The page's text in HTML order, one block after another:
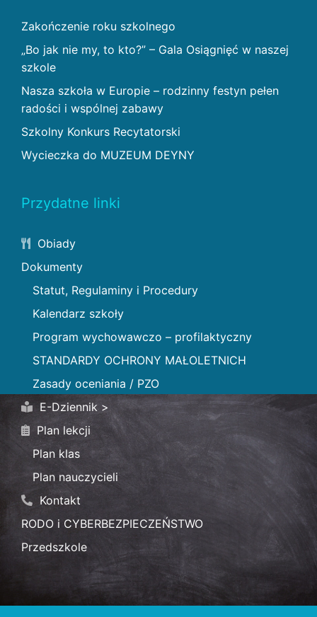
Zakończenie roku szkolnego
„Bo jak nie my, to kto?” – Gala Osiągnięć w naszej
szkole
Nasza szkoła w Europie – rodzinny festyn pełen
radości i wspólnej zabawy
Szkolny Konkurs Recytatorski
Wycieczka do MUZEUM DEYNY
Przydatne linki
Obiady
Dokumenty
Statut, Regulaminy i Procedury
Kalendarz szkoły
Program wychowawczo – profilaktyczny
STANDARDY OCHRONY MAŁOLETNICH
Zasady oceniania / PZO
E-Dziennik >
Plan lekcji
Plan klas
Plan nauczycieli
Kontakt
RODO i CYBERBEZPIECZEŃSTWO
Przedszkole